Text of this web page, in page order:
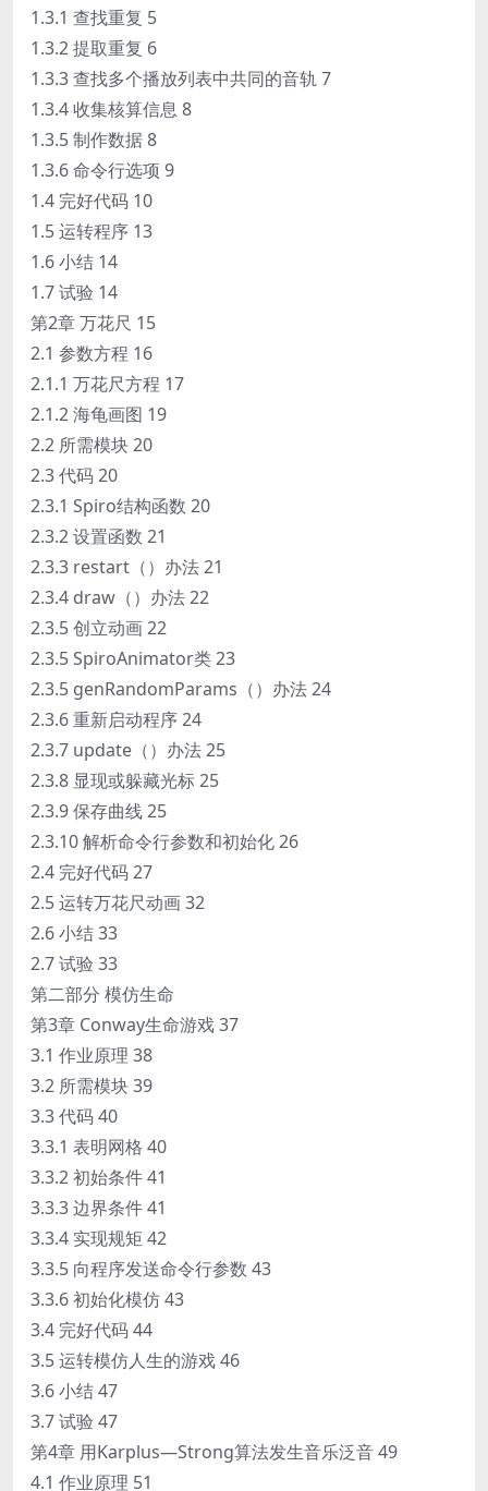
1.3.1 查找重复 5
1.3.2 提取重复 6
1.3.3 查找多个播放列表中共同的音轨 7
1.3.4 收集核算信息 8
1.3.5 制作数据 8
1.3.6 命令行选项 9
1.4 完好代码 10
1.5 运转程序 13
1.6 小结 14
1.7 试验 14
第2章 万花尺 15
2.1 参数方程 16
2.1.1 万花尺方程 17
2.1.2 海龟画图 19
2.2 所需模块 20
2.3 代码 20
2.3.1 Spiro结构函数 20
2.3.2 设置函数 21
2.3.3 restart（）办法 21
2.3.4 draw（）办法 22
2.3.5 创立动画 22
2.3.5 SpiroAnimator类 23
2.3.5 genRandomParams（）办法 24
2.3.6 重新启动程序 24
2.3.7 update（）办法 25
2.3.8 显现或躲藏光标 25
2.3.9 保存曲线 25
2.3.10 解析命令行参数和初始化 26
2.4 完好代码 27
2.5 运转万花尺动画 32
2.6 小结 33
2.7 试验 33
第二部分 模仿生命
第3章 Conway生命游戏 37
3.1 作业原理 38
3.2 所需模块 39
3.3 代码 40
3.3.1 表明网格 40
3.3.2 初始条件 41
3.3.3 边界条件 41
3.3.4 实现规矩 42
3.3.5 向程序发送命令行参数 43
3.3.6 初始化模仿 43
3.4 完好代码 44
3.5 运转模仿人生的游戏 46
3.6 小结 47
3.7 试验 47
第4章 用Karplus—Strong算法发生音乐泛音 49
4.1 作业原理 51